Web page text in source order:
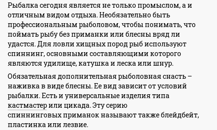
Рыбалка сегодня является не только промыслом, а и
отличным видом отдыха. Необязательно быть
профессиональным рыболовом, чтобы понимать, что
поймать рыбу без приманки или блесны вряд ли
удастся. Для ловли хищных пород рыб используют
спиннинг, основными составляющими которого
являются удилище, катушка и леска или шнур.
Обязательная дополнительная рыболовная снасть –
наживка в виде блесны. Ее вид зависит от условий
рыбалки. Есть и универсальные изделия типа
кастмастерили цикада. Эту серию
спиннинговых приманок называют также блейдбейт,
пластинка или лезвие.